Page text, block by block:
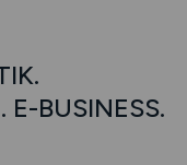
BUSINESS.